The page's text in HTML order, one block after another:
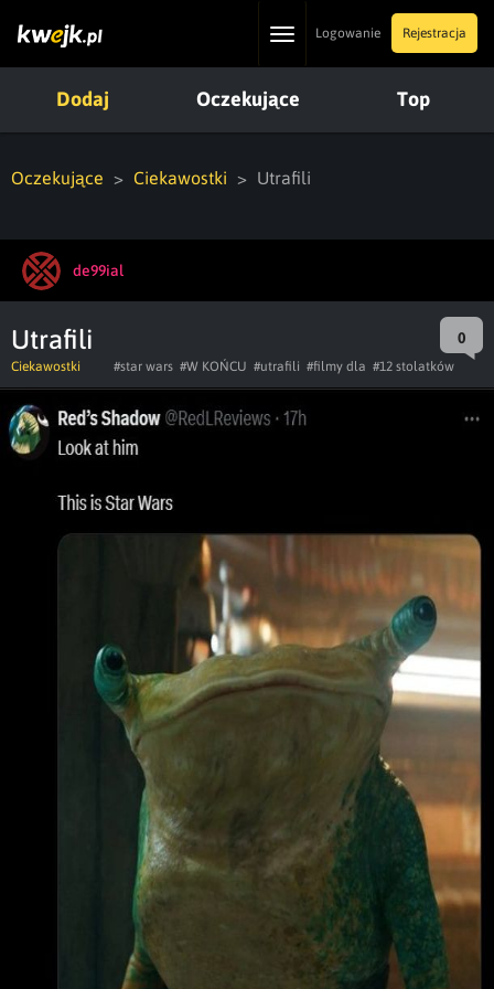
ToggleLogowanie Rejestracja
Dodaj Oczekujące Top
Oczekujące Ciekawostki Utrafili
de99ial
Utrafili 0
Ciekawostki #star wars #W KOŃCU #utrafili #filmy dla #12 stolatków